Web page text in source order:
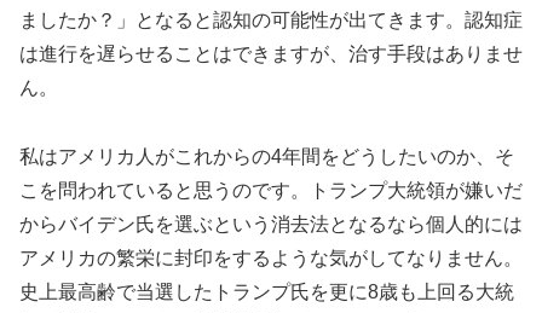
ましたか？」となると認知の可能性が出てきます。認知症
は進行を遅らせることはできますが、治す手段はありませ
ん。
私はアメリカ人がこれからの4年間をどうしたいのか、そ
こを問われていると思うのです。トランプ大統領が嫌いだ
からバイデン氏を選ぶという消去法となるなら個人的には
アメリカの繁栄に封印をするような気がしてなりません。
史上最高齢で当選したトランプ氏を更に8歳も上回る大統